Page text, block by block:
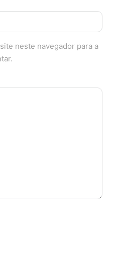
neste navegador para a